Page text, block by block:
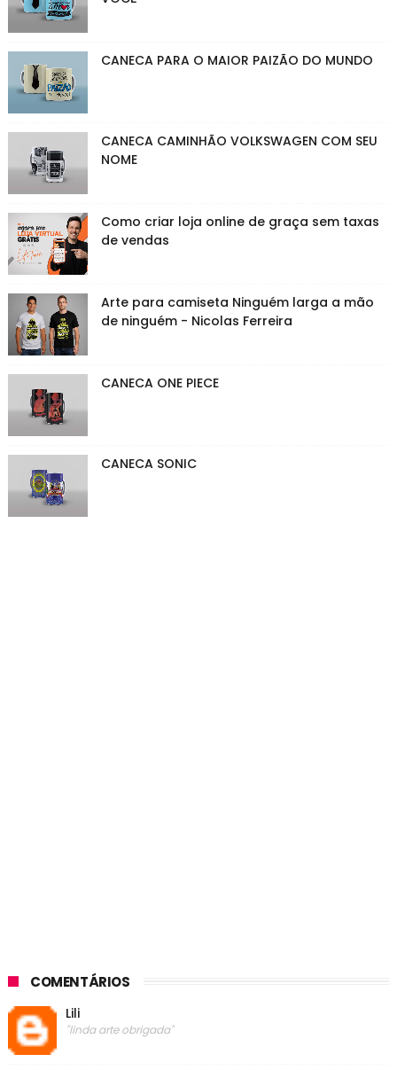
CANECA PARA O MAIOR PAIZÃO DO MUNDO
CANECA CAMINHÃO VOLKSWAGEN COM SEU
NOME
Como criar loja online de graça sem taxas
de vendas
Arte para camiseta Ninguém larga a mão
de ninguém - Nicolas Ferreira
CANECA ONE PIECE
CANECA SONIC
COMENTÁRIOS
Lili
"linda arte obrigada"